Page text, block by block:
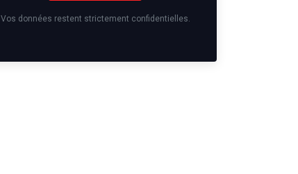
Vos données restent strictement confidentielles.